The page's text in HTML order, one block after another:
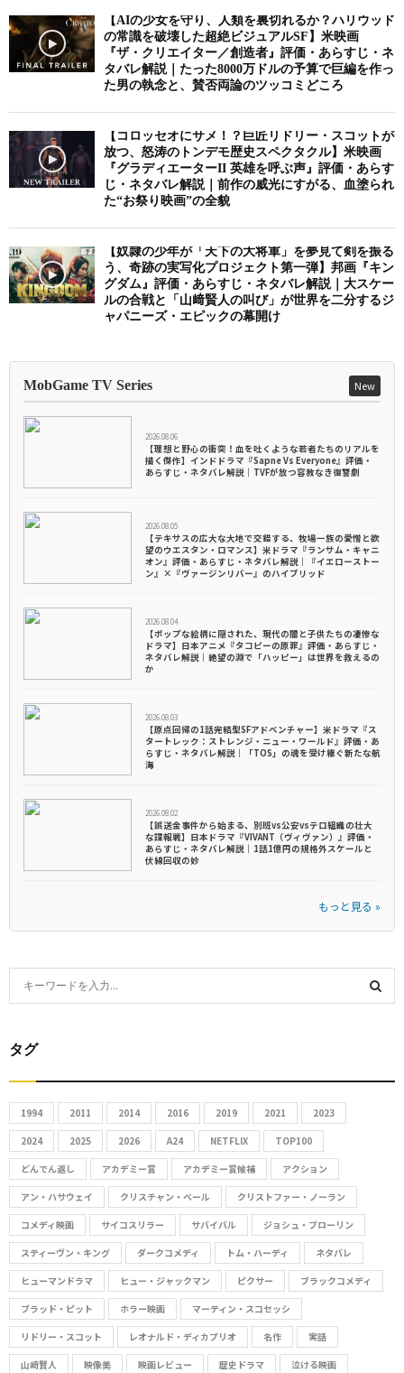
【AIの少女を守り、人類を裏切れるか？ハリウッド
の常識を破壊した超絶ビジュアルSF】米映画
『ザ・クリエイター／創造者』評価・あらすじ・ネ
タバレ解説｜たった8000万ドルの予算で巨編を作っ
た男の執念と、賛否両論のツッコミどころ
【コロッセオにサメ！？巨匠リドリー・スコットが
放つ、怒涛のトンデモ歴史スペクタクル】米映画
『グラディエーターII 英雄を呼ぶ声』評価・あらす
じ・ネタバレ解説｜前作の威光にすがる、血塗られ
た“お祭り映画”の全貌
【奴隷の少年が「天下の大将軍」を夢見て剣を振る
う、奇跡の実写化プロジェクト第一弾】邦画『キン
グダム』評価・あらすじ・ネタバレ解説｜大スケー
ルの合戦と「山﨑賢人の叫び」が世界を二分するジ
ャパニーズ・エピックの幕開け
MobGame TV Series New
2026.08.06
【理想と野心の衝突！血を吐くような若者たちのリアルを
描く傑作】インドドラマ『Sapne Vs Everyone』評価・
あらすじ・ネタバレ解説｜TVFが放つ容赦なき復讐劇
2026.08.05
【テキサスの広大な大地で交錯する、牧場一族の愛憎と欲
望のウエスタン・ロマンス】米ドラマ『ランサム・キャニ
オン』評価・あらすじ・ネタバレ解説｜『イエローストー
ン』×『ヴァージンリバー』のハイブリッド
2026.08.04
【ポップな絵柄に隠された、現代の闇と子供たちの凄惨な
ドラマ】日本アニメ『タコピーの原罪』評価・あらすじ・
ネタバレ解説｜絶望の淵で「ハッピー」は世界を救えるの
か
2026.08.03
【原点回帰の1話完結型SFアドベンチャー】米ドラマ『ス
タートレック：ストレンジ・ニュー・ワールド』評価・あ
らすじ・ネタバレ解説｜「TOS」の魂を受け継ぐ新たな航
海
2026.08.02
【誤送金事件から始まる、別班vs公安vsテロ組織の壮大
な諜報戦】日本ドラマ『VIVANT（ヴィヴァン）』評価・
あらすじ・ネタバレ解説｜1話1億円の規格外スケールと
伏線回収の妙
もっと見る »
e
r
o
r
:
タグ
1994 2011 2014 2016 2019 2021 2023
2024 2025 2026 A24 NETFLIX TOP100
どんでん返し アカデミー賞 アカデミー賞候補 アクション
アン・ハサウェイ クリスチャン・ベール クリストファー・ノーラン
コメディ映画 サイコスリラー サバイバル ジョシュ・ブローリン
スティーヴン・キング ダークコメディ トム・ハーディ ネタバレ
ヒューマンドラマ ヒュー・ジャックマン ピクサー ブラックコメディ
ブラッド・ピット ホラー映画 マーティン・スコセッシ
リドリー・スコット レオナルド・ディカプリオ 名作 実話
山﨑賢人 映像美 映画レビュー 歴史ドラマ 泣ける映画